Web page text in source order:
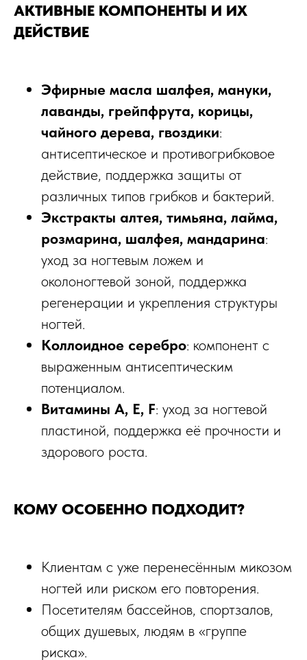
АКТИВНЫЕ КОМПОНЕНТЫ И ИХ
ДЕЙСТВИЕ
Эфирные масла шалфея, мануки,
лаванды, грейпфрута, корицы,
чайного дерева, гвоздики:
антисептическое и противогрибковое
действие, поддержка защиты от
различных типов грибков и бактерий.​
Экстракты алтея, тимьяна, лайма,
розмарина, шалфея, мандарина:
уход за ногтевым ложем и
околоногтевой зоной, поддержка
регенерации и укрепления структуры
ногтей.​
Коллоидное серебро: компонент с
выраженным антисептическим
потенциалом.​
Витамины A, E, F: уход за ногтевой
пластиной, поддержка её прочности и
здорового роста.​
КОМУ ОСОБЕННО ПОДХОДИТ?
Клиентам с уже перенесённым микозом
ногтей или риском его повторения.​
Посетителям бассейнов, спортзалов,
общих душевых, людям в «группе
риска».​